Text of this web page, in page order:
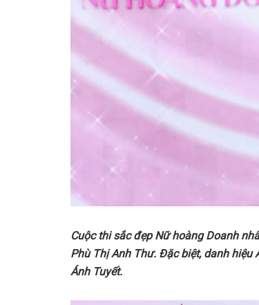
Cuộc thi sắc đẹp Nữ hoàng Doanh
Phù Thị Anh Thư. Đặc biệt, danh hiệu
Ánh Tuyết.